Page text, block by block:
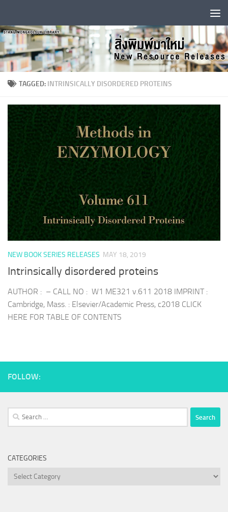
TAGGED: INTRINSICALLY DISORDERED PROTEINS
NEW BOOK SERIES RELEASES MAY 18, 2019
Intrinsically disordered proteins
AUTHOR : – CALL NO : W1 ME321 v.611 2018 IMPRINT :
Cambridge, Mass. : Elsevier/Academic Press, c2018 CLICK
HERE FOR TABLE OF CONTENTS
FOLLOW:
Search
for:
CATEGORIES
Categories